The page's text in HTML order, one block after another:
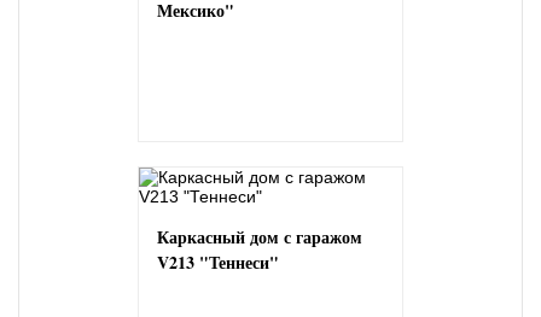
Мексико"
Каркасный дом с гаражом
V213 "Теннеси"